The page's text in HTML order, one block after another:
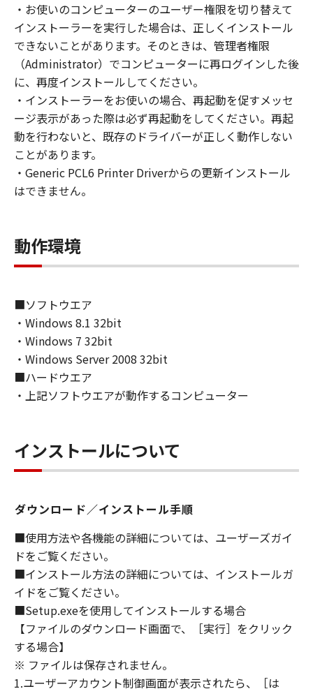
2. RESTRICTIONS
You shall not use the SOFTWARE except as
expressly granted or permitted herein, and
shall not assign, sublicense, sell, rent, lease,
loan, convey or transfer to any third party the
SOFTWARE. You shall not alter, translate or
convert to another programming language,
modify, disassemble, decompile or otherwise
reverse engineer the SOFTWARE and you shall
not have any third party to do so.
3. COPYRIGHT NOTICE
contained in the SOFTWARE, including any
copy thereof.
Canon and its licensors retain in all respects
the title, ownership and intellectual property
rights in and to the SOFTWARE. Except as
expressly provided herein, no license or right,
express or implied, is hereby conveyed or
granted by Canon to you for any intellectual
5. EXPORT CONTROL
You agree to comply with all export laws and
directly or indirectly, the SOFTWARE in
violation of any such laws, restrictions and
regulations, or without all necessary
approvals.
6. SUPPORT AND UPDATE
NEITHER CANON, CANON'S SUBSIDIARIES OR
AFFILIATES, THEIR DISTRIBUTORS, OR
DEALERS NOR CANON'S LICENSORS ARE
RESPONSIBLE FOR MAINTAINING OR
HELPING YOU TO USE THE SOFTWARE, OR
・お使いのコンピューターのユーザー権限を切り替えて
インストーラーを実行した場合は、正しくインストール
できないことがあります。そのときは、管理者権限
（Administrator）でコンピューターに再ログインした後
に、再度インストールしてください。
・インストーラーをお使いの場合、再起動を促すメッセ
ージ表示があった際は必ず再起動をしてください。再起
動を行わないと、既存のドライバーが正しく動作しない
ことがあります。
・Generic PCL6 Printer Driverからの更新インストール
はできません。
動作環境
■ソフトウエア
・Windows 8.1 32bit
・Windows 7 32bit
・Windows Server 2008 32bit
■ハードウエア
・上記ソフトウエアが動作するコンピューター
インストールについて
ダウンロード／インストール手順
■使用方法や各機能の詳細については、ユーザーズガイ
ドをご覧ください。
■インストール方法の詳細については、インストールガ
イドをご覧ください。
■Setup.exeを使用してインストールする場合
【ファイルのダウンロード画面で、［実行］をクリック
する場合】
※ ファイルは保存されません。
1.ユーザーアカウント制御画面が表示されたら、［は